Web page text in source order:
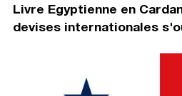
Livre Egyptienne en
devises internationales